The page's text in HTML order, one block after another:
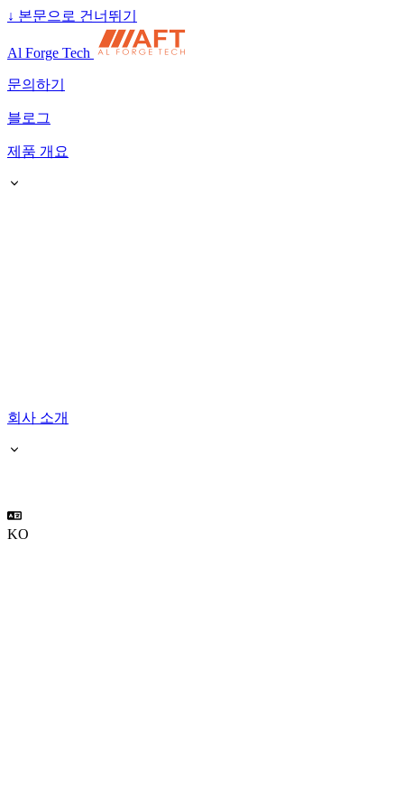
↓ 본문으로 건너뛰기
Al Forge Tech
문의하기
블로그
제품 개요
회사 소개
KO